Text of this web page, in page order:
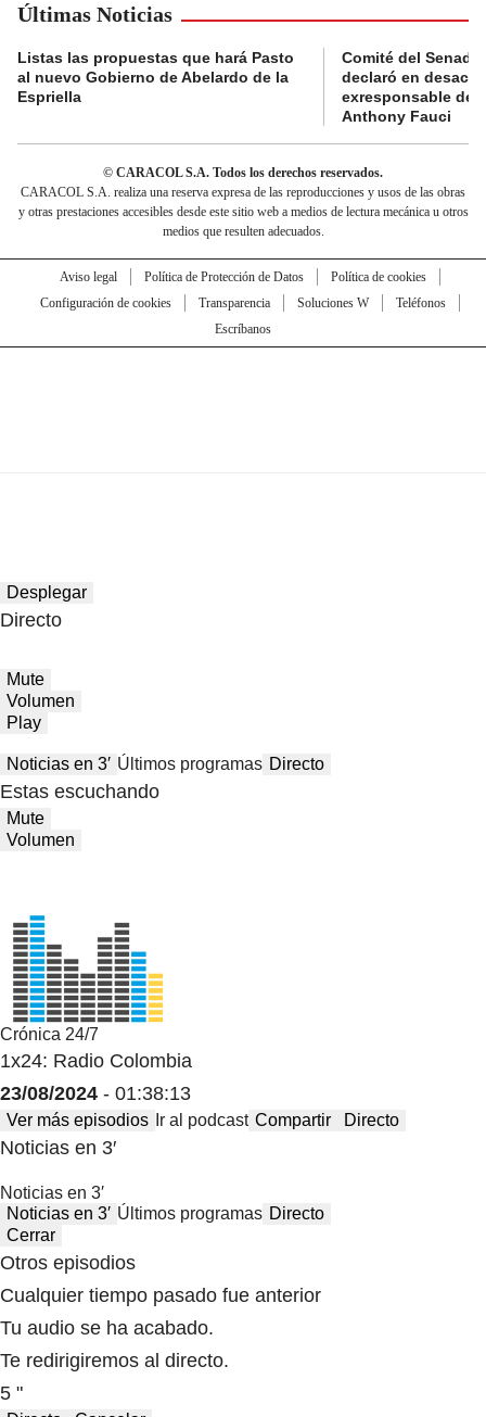
Últimas Noticias
Listas las propuestas que hará Pasto
al nuevo Gobierno de Abelardo de la
Espriella
Comité del Senado
declaró en
exresponsable de
Anthony Fauci
© CARACOL S.A. Todos los derechos reservados.
CARACOL S.A. realiza una reserva expresa de las reproducciones y usos de las obras
y otras prestaciones accesibles desde este sitio web a medios de lectura mecánica u otros
medios que resulten adecuados.
Aviso legal Política de Protección de Datos
Política de cookies
Configuración de cookies
Transparencia Soluciones W
Teléfonos
Escríbanos
Desplegar
Directo
Mute
Volumen
Play
Noticias en 3′ Últimos programas Directo
Estas escuchando
Mute
Volumen
Crónica 24/7
1x24: Radio Colombia
23/08/2024 - 01:38:13
Ver más episodios Ir al podcast Compartir Directo
Noticias en 3′
Noticias en 3′
Noticias en 3′ Últimos programas Directo
Cerrar
Otros episodios
Cualquier tiempo pasado fue anterior
Tu audio se ha acabado.
Te redirigiremos al directo.
5 "